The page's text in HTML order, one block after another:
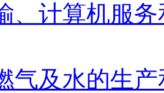
、计算机服
气及水的生